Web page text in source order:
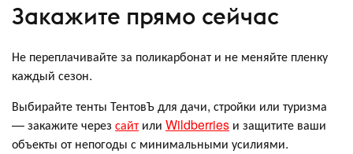
Закажите прямо сейчас
Не переплачивайте за поликарбонат и не меняйте пленку
каждый сезон.
Выбирайте тенты ТентовЪ для дачи, стройки или туризма
— закажите через сайт или Wildberries и защитите ваши
объекты от непогоды с минимальными усилиями.